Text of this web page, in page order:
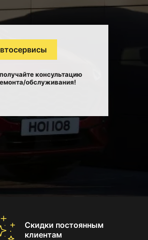
консультацию
обслуживания!
Скидки постоянным
клиентам